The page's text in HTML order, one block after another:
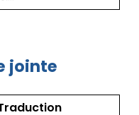
jointe